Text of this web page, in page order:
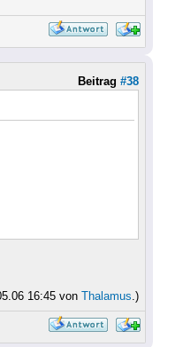
Beitrag #38
16:45 von Thalamus.)